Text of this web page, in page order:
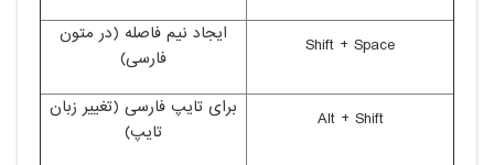
Shift + Space
ایجاد نیم فاصله (در متون
فارسی)
Alt + Shift
برای تایپ فارسی (تغییر زبان
تایپ)